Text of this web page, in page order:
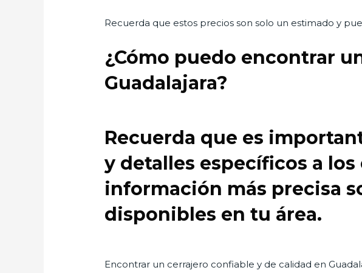
Recuerda que estos precios son solo un estimado y
¿Cómo puedo encontrar
Guadalajara?
Recuerda que es
y detalles específicos a
información más precisa
disponibles en tu área.
Encontrar un cerrajero confiable y de calidad en